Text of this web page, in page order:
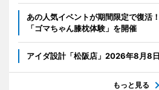
あの人気イベントが期間限定で復活
「ゴマちゃん膝枕体験」を開催
アイダ設計「松阪店」2026年8月8
もっと見る